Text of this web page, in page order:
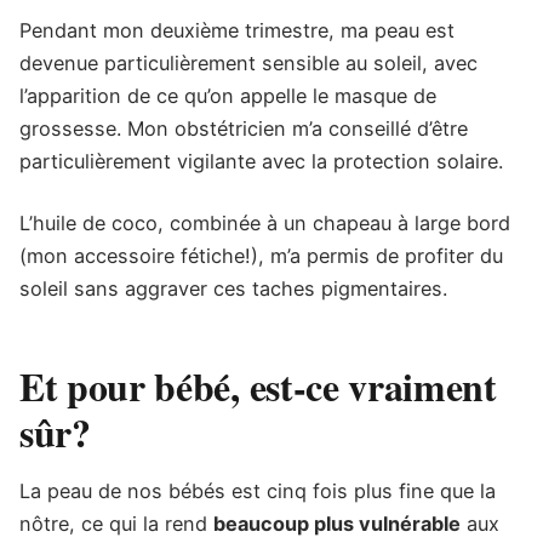
Pendant mon deuxième trimestre, ma peau est
devenue particulièrement sensible au soleil, avec
l’apparition de ce qu’on appelle le masque de
grossesse. Mon obstétricien m’a conseillé d’être
particulièrement vigilante avec la protection solaire.
L’huile de coco, combinée à un chapeau à large bord
(mon accessoire fétiche!), m’a permis de profiter du
soleil sans aggraver ces taches pigmentaires.
Et pour bébé, est-ce vraiment
sûr?
La peau de nos bébés est cinq fois plus fine que la
nôtre, ce qui la rend beaucoup plus vulnérable aux